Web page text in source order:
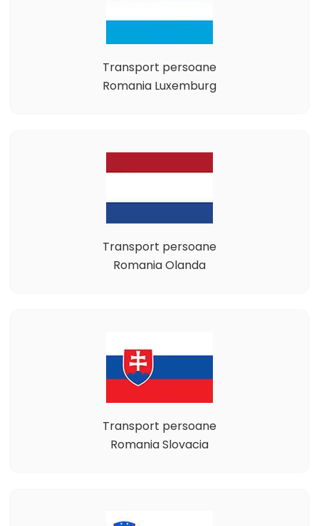
Transport persoane
Romania Luxemburg
Transport persoane
Romania Olanda
Transport persoane
Romania Slovacia